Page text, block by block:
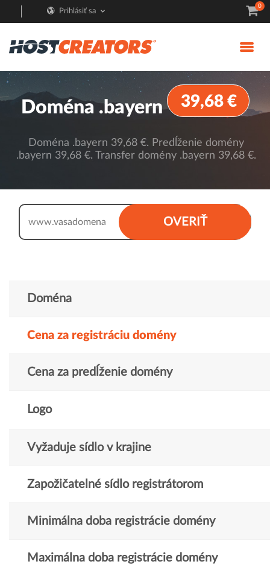
Prihlásiť sa
0
Doména .bayern 39,68 €
Doména .bayern 39,68 €. Predĺženie domény
.bayern 39,68 €. Transfer domény .bayern 39,68 €.
OVERIŤ
www.
Doména
Cena za registráciu domény
Cena za predĺženie domény
Logo
Vyžaduje sídlo v krajine
Zapožičatelné sídlo registrátorom
Minimálna doba registrácie domény
Maximálna doba registrácie domény